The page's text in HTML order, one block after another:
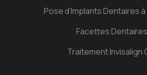
Pose d’Implants Dentaires
Facettes Dentaires
Traitement Invisalign